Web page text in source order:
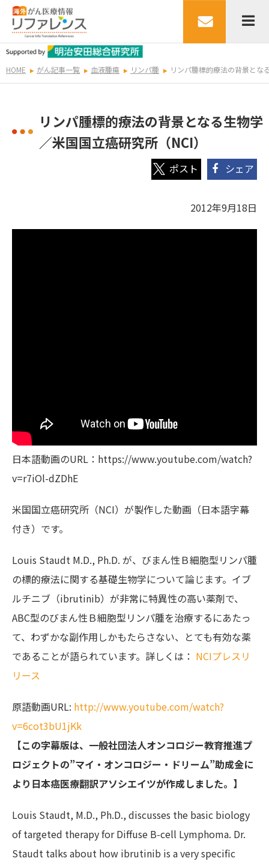
HOME がん記事一覧 血液腫瘍 リンパ腫 リンパ腫標的療法の背景とな
リンパ腫標的療法の背景となる生物学
／米国国立癌研究所（NCI）
シェア
2012年9月18日
日本語動画のURL：https://www.youtube.com/watch?
v=r7iOl-dZDhE
米国国立癌研究所（NCI）が製作した動画（日本語字幕
付き）です。
Louis Staudt M.D., Ph.D. が、びまん性Ｂ細胞型リンパ腫
の標的療法に関する基礎生物学について論じます。イブ
ルチニブ（ibrutinib）が非常に特異性の高い薬剤で、
ABC型のびまん性Ｂ細胞­型リンパ腫を治療するにあたっ
て、わずかな副作用しかもたらさない、とても有効な薬
であることが語られています。詳しくは： NCIプレスリ
リース
原語動画URL: http://www.youtube.com/watch?
v=6cot3bU1jKk
【この字幕版は、一般社団法人オンコロジー教育推進プ
ロジェクトの”マイ・オンコロジー・ドリーム”助成金に
より日本癌医療翻訳アソシエイツが作成しました。】
Louis Staudt, M.D., Ph.D., discusses the basic biology
of targeted therapy for Diffuse B-cell Lymphoma. Dr.
Staudt talks about how ibrutinib is a very specific